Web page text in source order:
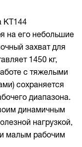
KT144
на его небольшие
захват для
1450 кг,
с тяжелыми
сохраняется
диапазона.
динамичным
нагрузкой,
малым рабочим